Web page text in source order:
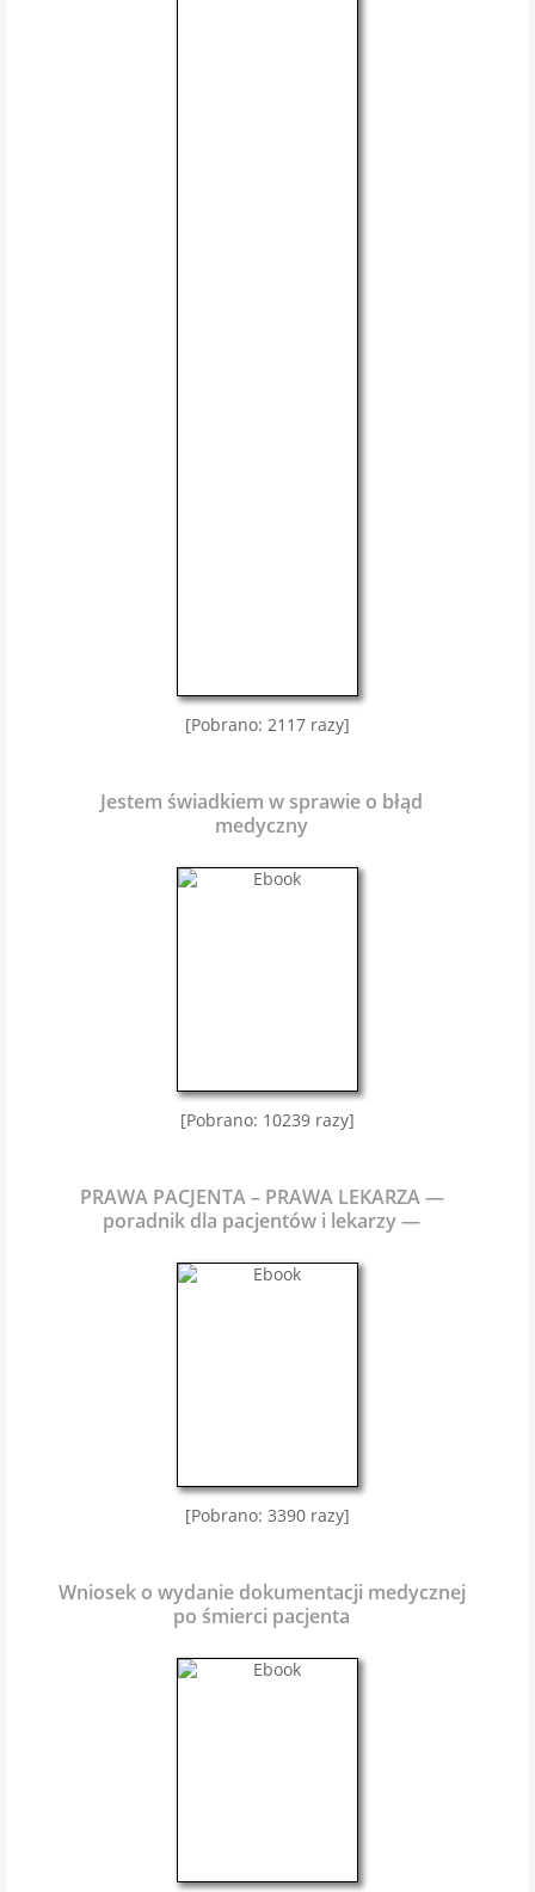
[Pobrano: 2117 razy]
Jestem świadkiem w sprawie o błąd
medyczny
[Pobrano: 10239 razy]
PRAWA PACJENTA – PRAWA LEKARZA —
poradnik dla pacjentów i lekarzy —
[Pobrano: 3390 razy]
Wniosek o wydanie dokumentacji medycznej
po śmierci pacjenta